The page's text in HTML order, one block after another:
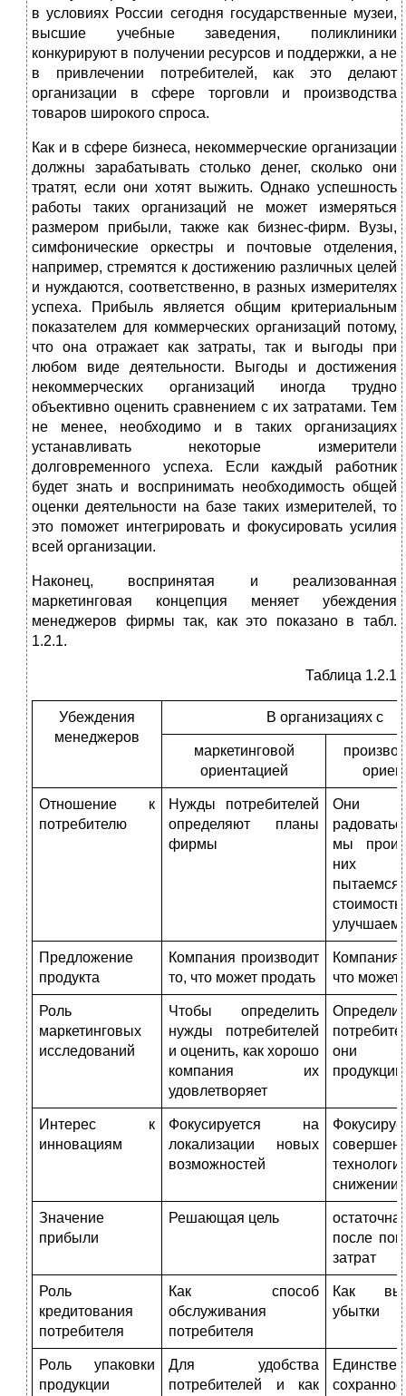
в условиях России сегодня государственные музеи,
высшие учебные заведения, поликлиники
конкурируют в получении ресурсов и поддержки, а не
в привлечении потребителей, как это делают
организации в сфере торговли и производства
товаров широкого спроса.
Как и в сфере бизнеса, некоммерческие организации
должны зарабатывать столько денег, сколько они
тратят, если они хотят выжить. Однако успешность
работы таких организаций не может измеряться
размером прибыли, также как бизнес-фирм. Вузы,
симфонические оркестры и почтовые отделения,
например, стремятся к достижению различных целей
и нуждаются, соответственно, в разных измерителях
успеха. Прибыль является общим критериальным
показателем для коммерческих организаций потому,
что она отражает как затраты, так и выгоды при
любом виде деятельности. Выгоды и достижения
некоммерческих организаций иногда трудно
объективно оценить сравнением с их затратами. Тем
не менее, необходимо и в таких организациях
устанавливать некоторые измерители
долговременного успеха. Если каждый работник
будет знать и воспринимать необходимость общей
оценки деятельности на базе таких измерителей, то
это поможет интегрировать и фокусировать усилия
всей организации.
Наконец, воспринятая и реализованная
маркетинговая концепция меняет убеждения
менеджеров фирмы так, как это показано в табл.
1.2.1.
Таблица 1.2.1
Убеждения
менеджеров
В организациях с
маркетинговой
ориентацией
Отношение к
потребителю
Нужды потребителей
определяют планы
фирмы
Они
мы
них
улучшаем
Предложение
продукта
Компания производит
то, что может продать
Компания
что может
Роль
маркетинговых
исследований
Чтобы определить
нужды потребителей
и оценить, как хорошо
компания их
удовлетворяет
они
Интерес к
инновациям
Фокусируется на
локализации новых
возможностей
снижении
Значение
прибыли
Решающая цель
после
затрат
Роль
кредитования
потребителя
Как способ
обслуживания
потребителя
Как
убытки
Роль упаковки
продукции
Для удобства
потребителей и как